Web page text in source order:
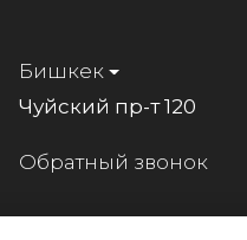
Бишкек
Чуйский пр-т 120
Обратный звонок